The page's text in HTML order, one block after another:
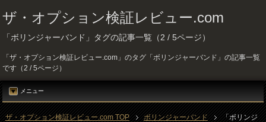
ザ・オプション検証レビュー.com
「ボリンジャーバンド」タグの記事一覧（2 / 5ページ）
「ザ・オプション検証レビュー.com」のタグ「ボリンジャーバンド」の記事一覧
です（2 / 5ページ）
メニュー
ザ・オプション検証レビュー.com TOP ボリンジャーバンド
「ボリンジ